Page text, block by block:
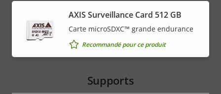
AXIS Surveillance Card 512 GB
Carte microSDXC™ grande endurance
Recommandé pour ce produit
Supports